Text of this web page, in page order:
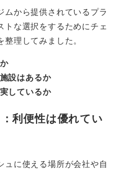
ムから提供されているプラ
トな選択をするためにチェ
理してみました。
設はあるか
しているか
利便性は優れてい
ュに使える場所が会社や自